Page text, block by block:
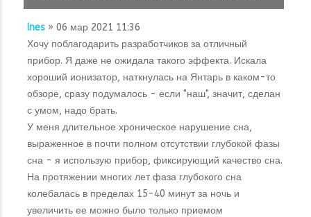
Ines » 06 мар 2021 11:36
Хочу поблагодарить разработчиков за отличный
прибор. Я даже не ожидала такого эффекта. Искала
хороший ионизатор, наткнулась на Янтарь в каком-то
обзоре, сразу подумалось - если "наш", значит, сделан
с умом, надо брать.
У меня длительное хроническое нарушение сна,
выраженное в почти полном отсутствии глубокой фазы
сна - я использую прибор, фиксирующий качество сна.
На протяжении многих лет фаза глубокого сна
колебалась в пределах 15-40 минут за ночь и
увеличить ее можно было только приемом